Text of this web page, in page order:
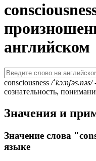
английском
consciousness /ˈkɔːnʃəs.nəs/
сознательность,
Значения и
Значение слова
языке